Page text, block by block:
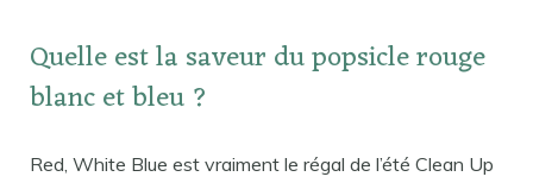
Quelle est la saveur du popsicle rouge
blanc et bleu ?
Red, White Blue est vraiment le régal de l’été Clean Up